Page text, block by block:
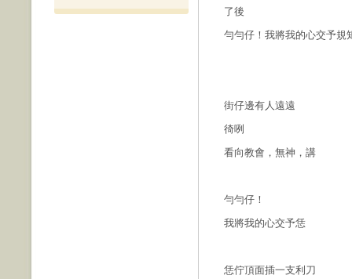
了後
勻勻仔！我將我的心交予規
街仔邊有人遠遠
徛咧
看向教會，無神，講
勻勻仔！
我將我的心交予恁
恁佇頂面插一支利刀